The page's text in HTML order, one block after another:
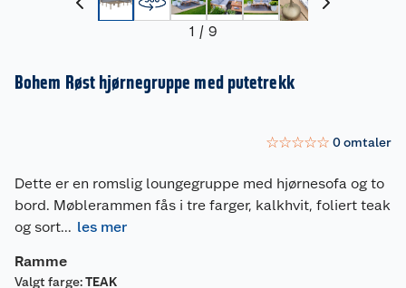
1 / 9
Bohem Røst hjørnegruppe med putetrekk
☆☆☆☆☆ 0omtaler
Dette er en romslig loungegruppe med hjørnesofa og to
bord. Møblerammen fås i tre farger, kalkhvit, foliert teak
og sort... les mer
Ramme
Valgt farge:TEAK